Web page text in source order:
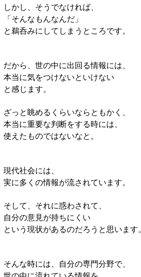
しかし、そうでなければ、
「そんなもんなんだ」
と鵜呑みにしてしまうところです。
だから、世の中に出回る情報には、
本当に気をつけないといけない
と感じます。
ざっと眺めるくらいならともかく、
本当に重要な判断をする時には、
使えたものではないなと。
現代社会には、
実に多くの情報が流されています。
そして、それに惑わされて、
自分の意見が持ちにくい
という現状があるのだろうと思います。
そんな時には、自分の専門分野で、